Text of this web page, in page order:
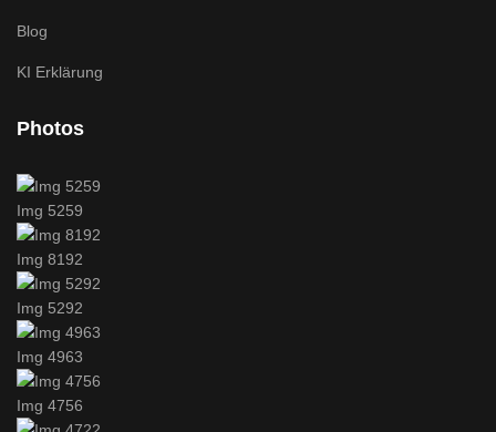
Blog
KI Erklärung
Photos
Img 5259
Img 8192
Img 5292
Img 4963
Img 4756